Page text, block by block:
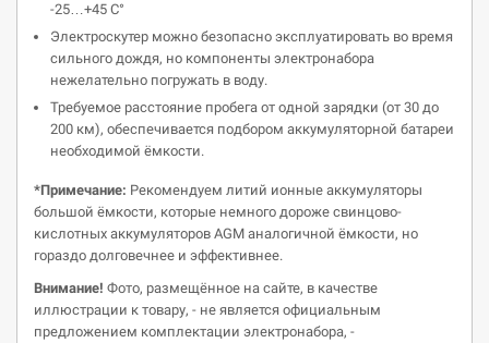
-25…+45 С°
Электроскутер можно безопасно эксплуатировать во время
сильного дождя, но компоненты электронабора
нежелательно погружать в воду.
Требуемое расстояние пробега от одной зарядки (от 30 до
200 км), обеспечивается подбором аккумуляторной батареи
необходимой ёмкости.
*Примечание: Рекомендуем литий ионные аккумуляторы
большой ёмкости, которые немного дороже свинцово-
кислотных аккумуляторов AGM аналогичной ёмкости, но
гораздо долговечнее и эффективнее.
Внимание! Фото, размещённое на сайте, в качестве
иллюстрации к товару, - не является официальным
предложением комплектации электронабора, -